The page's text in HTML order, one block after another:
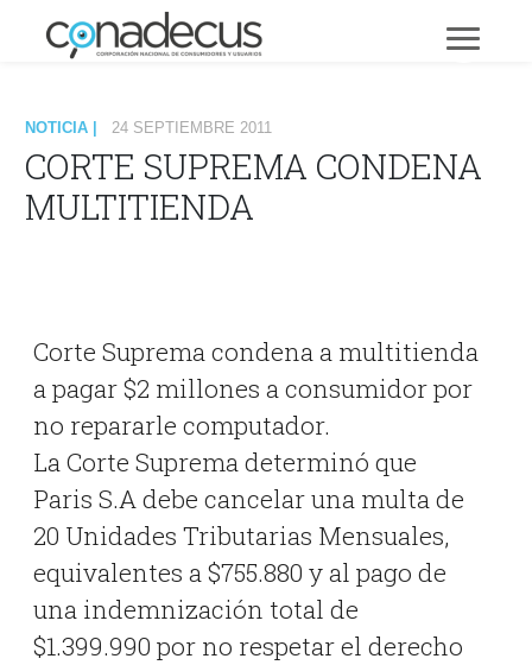
NOTICIA | 24 SEPTIEMBRE 2011
CORTE SUPREMA CONDENA
MULTITIENDA
Corte Suprema condena a multitienda
a pagar $2 millones a consumidor por
no repararle computador.
La Corte Suprema determinó que
Paris S.A debe cancelar una multa de
20 Unidades Tributarias Mensuales,
equivalentes a $755.880 y al pago de
una indemnización total de
$1.399.990 por no respetar el derecho